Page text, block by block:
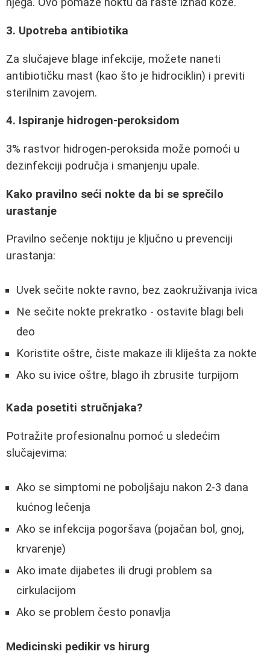
3. Upotreba antibiotika
Za slučajeve blage infekcije, možete naneti
antibiotičku mast (kao što je hidrociklin) i previti
sterilnim zavojem.
4. Ispiranje hidrogen-peroksidom
3% rastvor hidrogen-peroksida može pomoći u
dezinfekciji područja i smanjenju upale.
Kako pravilno seći nokte da bi se sprečilo
urastanje
Pravilno sečenje noktiju je ključno u prevenciji
urastanja:
Uvek sečite nokte ravno, bez zaokruživanja ivica
Ne sečite nokte prekratko - ostavite blagi beli
deo
Koristite oštre, čiste makaze ili kliješta za nokte
Ako su ivice oštre, blago ih zbrusite turpijom
Kada posetiti stručnjaka?
Potražite profesionalnu pomoć u sledećim
slučajevima:
Ako se simptomi ne poboljšaju nakon 2-3 dana
kućnog lečenja
Ako se infekcija pogoršava (pojačan bol, gnoj,
krvarenje)
Ako imate dijabetes ili drugi problem sa
cirkulacijom
Ako se problem često ponavlja
Medicinski pedikir vs hirurg